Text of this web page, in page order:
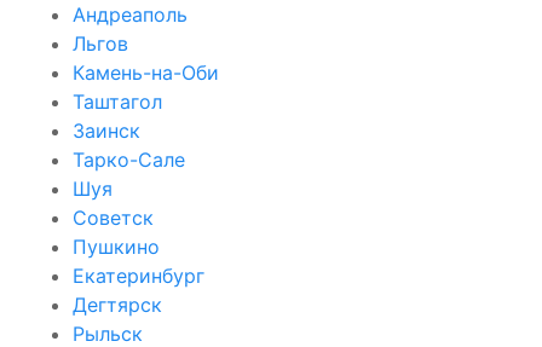
Андреаполь
Льгов
Камень-на-Оби
Таштагол
Заинск
Тарко-Сале
Шуя
Советск
Пушкино
Екатеринбург
Дегтярск
Рыльск